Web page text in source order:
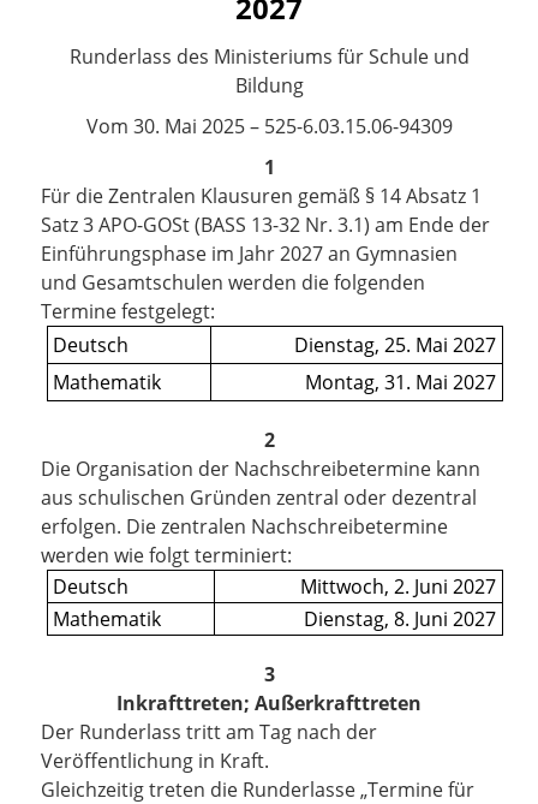
Runderlass des Ministeriums für Schule und
Bildung
Vom 30. Mai 2025–525-6.03.15.06-94309
1
Für die Zentralen Klausuren gemäß § 14 Absatz 1
Satz 3 APO-GOSt (BASS 13-32 Nr. 3.1) am Ende der
Einführungsphase im Jahr 2027 an Gymnasien
und Gesamtschulen werden die folgenden
Termine festgelegt:
Deutsch
Dienstag, 25. Mai 2027
Mathematik
Montag, 31. Mai 2027
2
Die Organisation der Nachschreibetermine kann
aus schulischen Gründen zentral oder dezentral
erfolgen. Die zentralen Nachschreibetermine
werden wie folgt terminiert:
Deutsch
Mittwoch, 2. Juni 2027
Mathematik
Dienstag, 8. Juni 2027
3
Inkrafttreten; Außerkrafttreten
Der Runderlass tritt am Tag nach der
Veröffentlichung in Kraft.
Gleichzeitig treten die Runderlasse „Termine für